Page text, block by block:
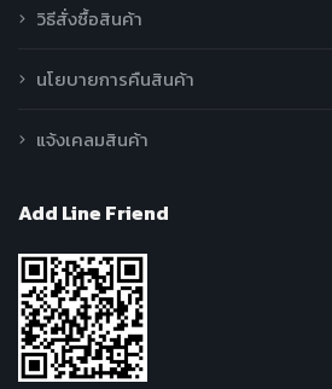
วิธีสั่งซื้อสินค้า
นโยบายการคืนสินค้า
แจ้งเคลมสินค้า
Add Line Friend